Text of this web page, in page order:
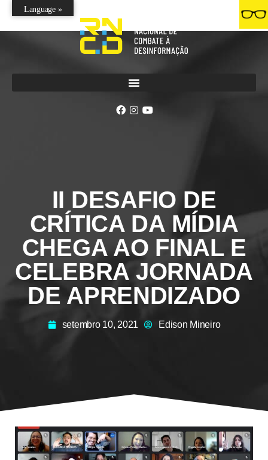
II DESAFIO DE
CRÍTICA DA MÍDIA
CHEGA AO FINAL E
CELEBRA JORNADA
DE APRENDIZADO
setembro 10, 2021 Edison Mineiro
Language »